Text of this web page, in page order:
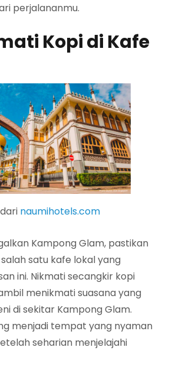
perjalananmu.
Kopi di Kafe
naumihotels.com
Kampong Glam, pastikan
satu kafe lokal yang
ini. Nikmati secangkir kopi
menikmati suasana yang
di sekitar Kampong Glam.
menjadi tempat yang nyaman
seharian menjelajahi